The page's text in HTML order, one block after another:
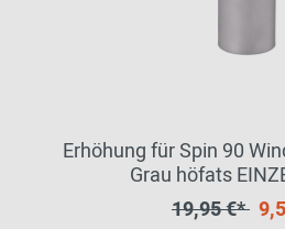
Erhöhung für Spin 90
Grau höfats
19,95 €*